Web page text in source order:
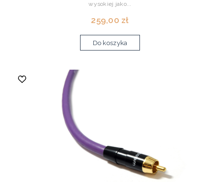
wysokiej jako...
259,00 zł
Do koszyka